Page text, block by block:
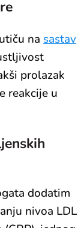
na sastav
prolazak
reakcije u
dodatim
nivoa LDL